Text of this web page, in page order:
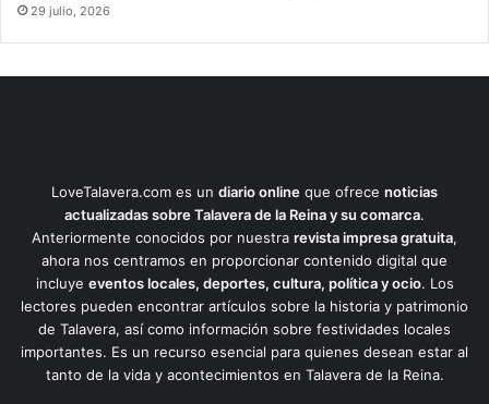
29 julio, 2026
LoveTalavera.com es un diario online que ofrece noticias
actualizadas sobre Talavera de la Reina y su comarca.
Anteriormente conocidos por nuestra revista impresa gratuita,
ahora nos centramos en proporcionar contenido digital que
incluye eventos locales, deportes, cultura, política y ocio. Los
lectores pueden encontrar artículos sobre la historia y patrimonio
de Talavera, así como información sobre festividades locales
importantes. Es un recurso esencial para quienes desean estar al
tanto de la vida y acontecimientos en Talavera de la Reina.